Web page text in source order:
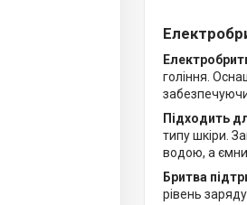
гоління.
Підходить
типу шкіри.
водою, а
Бритва
рівень